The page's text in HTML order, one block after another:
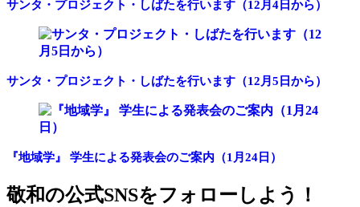
サンタ・プロジェクト・しばたを行います（12月4日から）
サンタ・プロジェクト・しばたを行います（12月5日から）
『地域学』 学生による発表会のご案内（1月24日）
敬和の公式SNSをフォローしよう！